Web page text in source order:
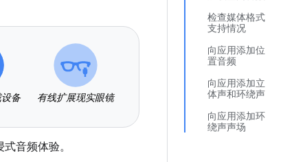
检查媒体格式
支持情况
向应用添加位
置音频
向应用添加立
体声和环绕声
向应用添加环
绕声声场
备 有线扩展现实眼镜
音频体验。